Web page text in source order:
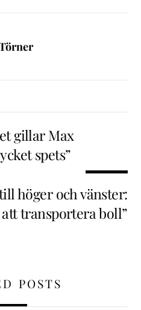
gillar Max
spets”
höger och vänster:
transportera boll”
POSTS